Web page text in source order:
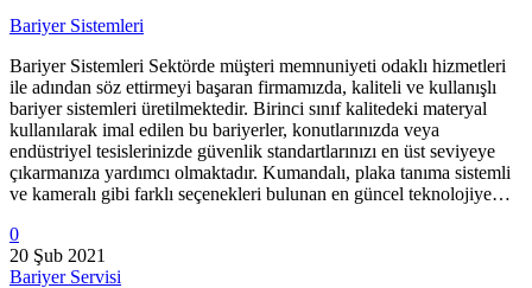
Bariyer Sistemleri
Bariyer Sistemleri Sektörde müşteri memnuniyeti odaklı hizmetleri
ile adından söz ettirmeyi başaran firmamızda, kaliteli ve kullanışlı
bariyer sistemleri üretilmektedir. Birinci sınıf kalitedeki materyal
kullanılarak imal edilen bu bariyerler, konutlarınızda veya
endüstriyel tesislerinizde güvenlik standartlarınızı en üst seviyeye
çıkarmanıza yardımcı olmaktadır. Kumandalı, plaka tanıma sistemli
ve kameralı gibi farklı seçenekleri bulunan en güncel teknolojiye…
0
20 Şub 2021
Bariyer Servisi